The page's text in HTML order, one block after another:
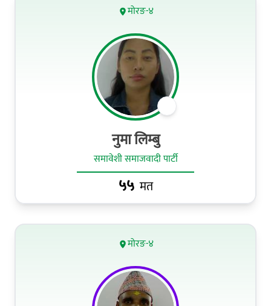
मोरङ-४
नुमा लिम्बु
समावेशी समाजवादी पार्टी
५५ मत
मोरङ-४